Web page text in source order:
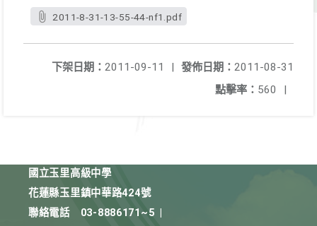
2011-8-31-13-55-44-nf1.pdf
發佈日期： 2011-08-31
下架日期： 2011-09-11
|
點擊率： 560 |
國立玉里高級中學
花蓮縣玉里鎮中華路424號
聯絡電話
03-8886171~5